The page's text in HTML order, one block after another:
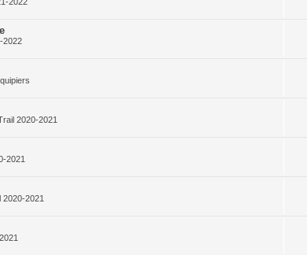
2022
2020-2021
2021
2020-2021